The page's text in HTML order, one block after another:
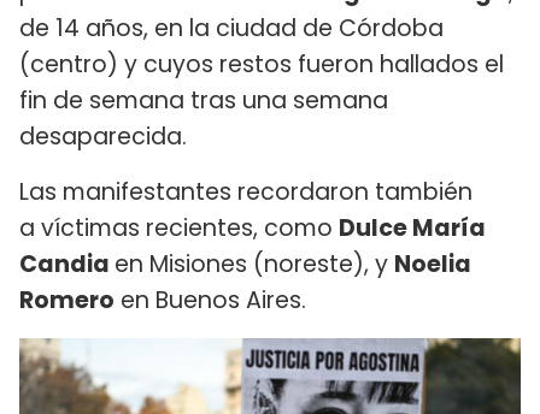
de 14 años, en la ciudad de Córdoba
(centro) y cuyos restos fueron hallados el
fin de semana tras una semana
desaparecida.
Las manifestantes recordaron también
a víctimas recientes, como Dulce María
Candia en Misiones (noreste), y Noelia
Romero en Buenos Aires.